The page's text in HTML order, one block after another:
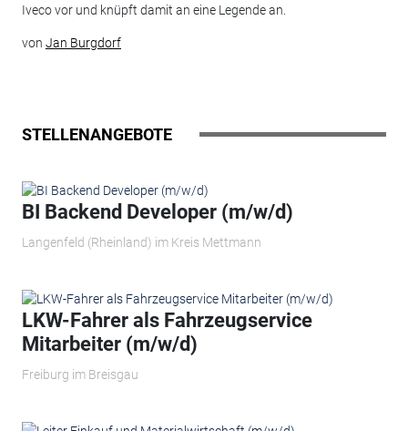
Iveco vor und knüpft damit an eine Legende an.
von Jan Burgdorf
STELLENANGEBOTE
BI Backend Developer (m/w/d)
Langenfeld (Rheinland) im Kreis Mettmann
LKW-Fahrer als Fahrzeugservice
Mitarbeiter (m/w/d)
Freiburg im Breisgau